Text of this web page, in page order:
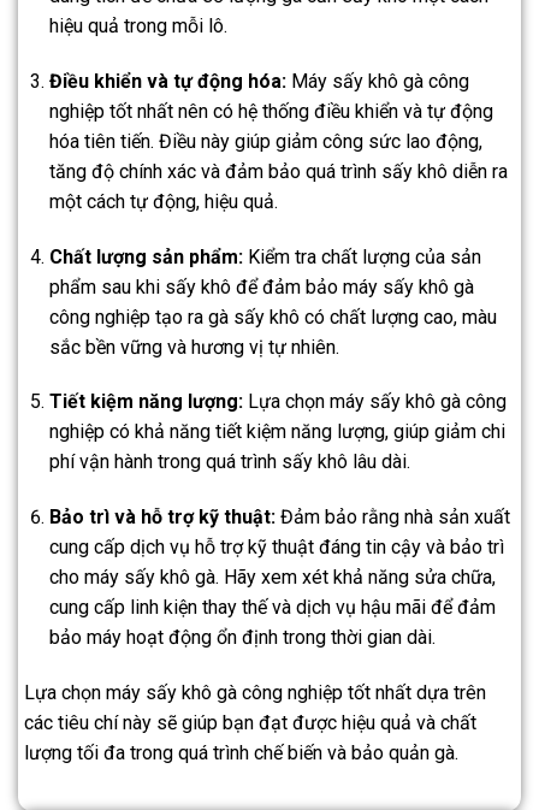
hiệu quả trong mỗi lô.
Điều khiển và tự động hóa: Máy sấy khô gà công
nghiệp tốt nhất nên có hệ thống điều khiển và tự động
hóa tiên tiến. Điều này giúp giảm công sức lao động,
tăng độ chính xác và đảm bảo quá trình sấy khô diễn ra
một cách tự động, hiệu quả.
Chất lượng sản phẩm:Kiểm tra chất lượng của sản
phẩm sau khi sấy khô để đảm bảo máy sấy khô gà
công nghiệp tạo ra gà sấy khô có chất lượng cao, màu
sắc bền vững và hương vị tự nhiên.
Tiết kiệm năng lượng:Lựa chọn máy sấy khô gà công
nghiệp có khả năng tiết kiệm năng lượng, giúp giảm chi
phí vận hành trong quá trình sấy khô lâu dài.
Bảo trì và hỗ trợ kỹ thuật:Đảm bảo rằng nhà sản xuất
cung cấp dịch vụ hỗ trợ kỹ thuật đáng tin cậy và bảo trì
cho máy sấy khô gà. Hãy xem xét khả năng sửa chữa,
cung cấp linh kiện thay thế và dịch vụ hậu mãi để đảm
bảo máy hoạt động ổn định trong thời gian dài.
Lựa chọn máy sấy khô gà công nghiệp tốt nhất dựa trên
các tiêu chí này sẽ giúp bạn đạt được hiệu quả và chất
lượng tối đa trong quá trình chế biến và bảo quản gà.